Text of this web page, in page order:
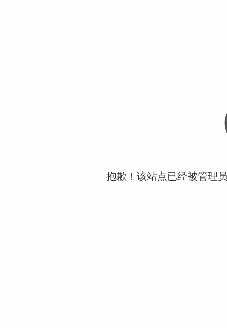
抱歉！该站点已经被管理